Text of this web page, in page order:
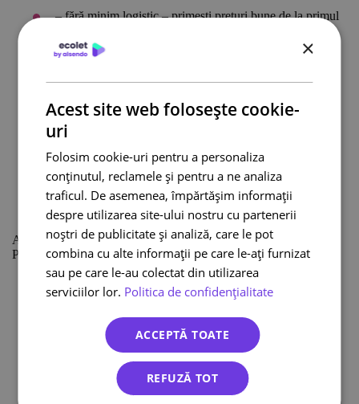
– fără minim logistic – primești prețuri bune de la primul
– toți curierii pe un singur contract – controlează ușor
oferă clienților tăi posibilitatea de a alege
– integrarea cu sisteme cunoscute, de exemplu
WooCommerce
– posibilitatea de a conecta sistemul magazinului prin
protocolul API
Înregistrează-te gratuitși vezi, cum
funcționează!
Ai întrebări? Contactează-ne.
Postări similare:
Ce metode de livrare aleg clienții ecommerce?
Logistica în ecommerce
3 platforme pentru magazinul online – pe care o aleg?
Cum să înființezi un magazin online pe WordPress în
2024 va fi anul provocărilor pentru industria de curierat
×
Acest site web folosește cookie-
uri
Folosim cookie-uri pentru a personaliza
conținutul, reclamele și pentru a ne analiza
traficul. De asemenea, împărtășim informații
despre utilizarea site-ului nostru cu partenerii
noștri de publicitate și analiză, care le pot
combina cu alte informații pe care le-ați furnizat
sau pe care le-au colectat din utilizarea
serviciilor lor. Politica de confidențialitate
ACCEPTĂ TOATE
REFUZĂ TOT